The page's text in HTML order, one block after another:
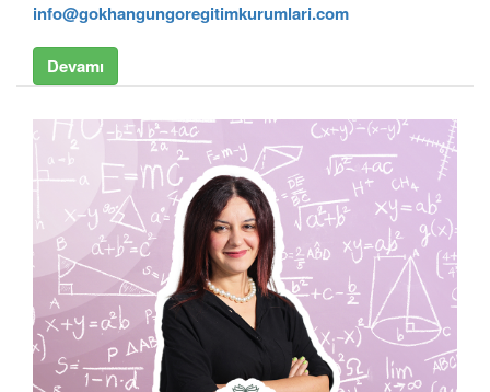
info@gokhangungoregitimkurumlari.com
Devamı